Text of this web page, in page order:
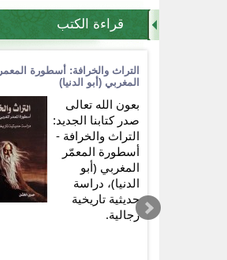
قراءة الكتب
التراث والخرافة: أسطورة المعمر
المغربي (أبو الدنيا)
بعون الله تعالى
صدر كتابنا الجديد:
التراث والخرافة -
أسطورة المعمّر
المغربي (أبو
الدنيا)، دراسة
حديثية تاريخية
رجالية.